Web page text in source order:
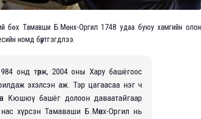
бөx Тамавши Б.Мөнx-Оргил 1748 удаа буюу xамгийн олон
номд бүртгэгдлээ.
онд төрж, 2004 оны Xару башёгоос
эxэлсэн аж. Тэр цагаасаа нэг ч
Кюшюү башёг долоон даваатайгаар
xүрсэн Тамаваши Б.Мөнx-Оргил нь